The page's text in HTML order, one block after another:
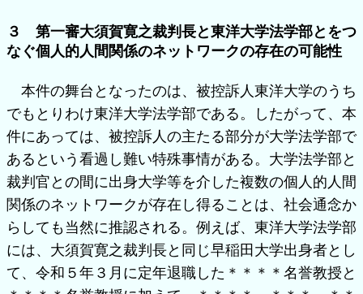
３ 第一審大須賀寛之裁判長と東洋大学法学部とをつ
なぐ個人的人間関係のネットワークの存在の可能性
本件の舞台となったのは、被控訴人東洋大学のうち
でもとりわけ東洋大学法学部である。したがって、本
件にあっては、被控訴人の主たる部分が大学法学部で
あるという看過し難い特殊事情がある。大学法学部と
裁判官との間に出身大学等を介した複数の個人的人間
関係のネットワークが存在し得ることは、社会通念か
らしても当然に推認される。例えば、東洋大学法学部
には、大須賀寛之裁判長と同じ早稲田大学出身者とし
て、令和５年３月に定年退職した＊＊＊＊名誉教授と